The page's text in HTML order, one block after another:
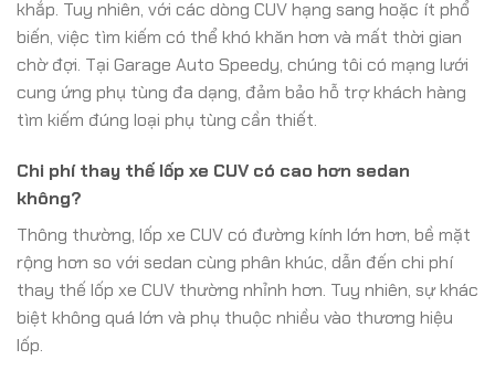
khắp. Tuy nhiên, với các dòng CUV hạng sang hoặc ít phổ
biến, việc tìm kiếm có thể khó khăn hơn và mất thời gian
chờ đợi. Tại Garage Auto Speedy, chúng tôi có mạng lưới
cung ứng phụ tùng đa dạng, đảm bảo hỗ trợ khách hàng
tìm kiếm đúng loại phụ tùng cần thiết.
Chi phí thay thế lốp xe CUV có cao hơn sedan
không?
Thông thường, lốp xe CUV có đường kính lớn hơn, bề mặt
rộng hơn so với sedan cùng phân khúc, dẫn đến chi phí
thay thế lốp xe CUV thường nhỉnh hơn. Tuy nhiên, sự khác
biệt không quá lớn và phụ thuộc nhiều vào thương hiệu
lốp.